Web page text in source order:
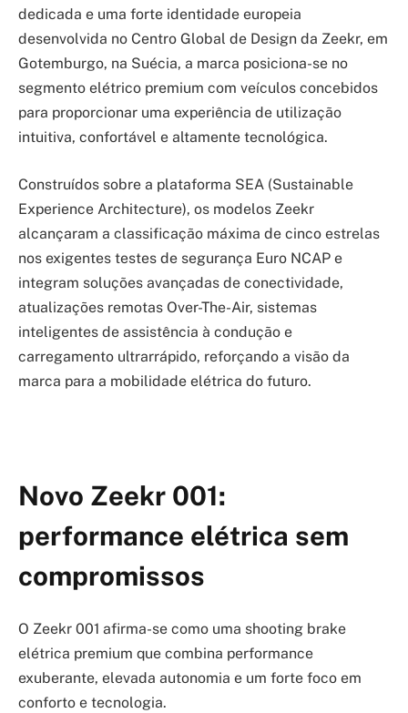
dedicada e uma forte identidade europeia
desenvolvida no Centro Global de Design da Zeekr, em
Gotemburgo, na Suécia, a marca posiciona-se no
segmento elétrico premium com veículos concebidos
para proporcionar uma experiência de utilização
intuitiva, confortável e altamente tecnológica.
Construídos sobre a plataforma SEA (Sustainable
Experience Architecture), os modelos Zeekr
alcançaram a classificação máxima de cinco estrelas
nos exigentes testes de segurança Euro NCAP e
integram soluções avançadas de conectividade,
atualizações remotas Over-The-Air, sistemas
inteligentes de assistência à condução e
carregamento ultrarrápido, reforçando a visão da
marca para a mobilidade elétrica do futuro.
Novo Zeekr 001:
performance elétrica sem
compromissos
O Zeekr 001 afirma-se como uma shooting brake
elétrica premium que combina performance
exuberante, elevada autonomia e um forte foco em
conforto e tecnologia.